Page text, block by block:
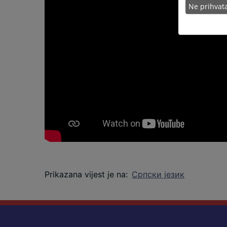
Prikazana vijest je na: Српски језик
Ne